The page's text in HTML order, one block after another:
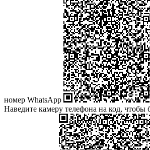
номер WhatsApp
Наведите камеру телефона на код, чтобы